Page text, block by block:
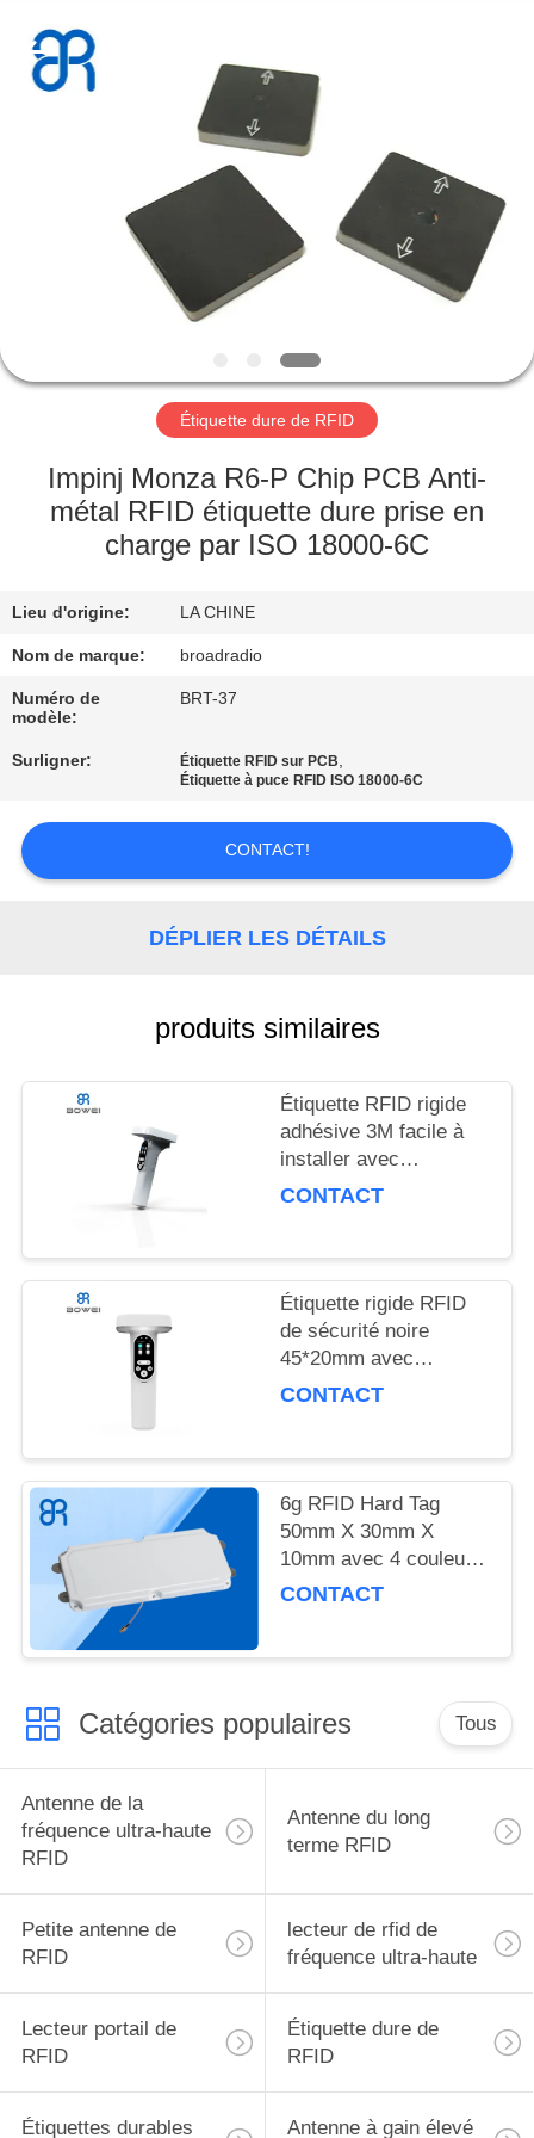
PRODUITS
VR
SHOW
SUJET
VISITE
D'USINE
CONTRÔLE
DE
QUALITÉ
CONTACTEZ-
NOUVELLES
TOUS
DEMANDEZ
UNE
CITATION
DU
SITE
POLITIQUE
CONFIDENTIALITÉ
Shenzhen
Bowei
Technology
Co.,LTD..
Étiquette dure de RFID
Impinj Monza R6-P Chip PCB Anti-
métal RFID étiquette dure prise en
charge par ISO 18000-6C
Lieu d'origine: LA CHINE
Nom de marque: broadradio
Numéro de
modèle:
BRT-37
Surligner: Étiquette RFID sur PCB,
Étiquette à puce RFID ISO 18000-6C
CONTACT!
DÉPLIER LES DÉTAILS
produits similaires
Étiquette RFID rigide
adhésive 3M facile à
installer avec
impression CMJN 4
CONTACT
Étiquette rigide RFID
de sécurité noire
45*20mm avec
garantie de 2 ans et un
CONTACT
6g RFID Hard Tag
50mm X 30mm X
10mm avec 4 couleurs
Impression CMYK pour
CONTACT
Catégories populaires Tous
Antenne de la
fréquence ultra-haute
RFID
Antenne du long
terme RFID
Petite antenne de
RFID
lecteur de rfid de
fréquence ultra-haute
Lecteur portail de
RFID
Étiquette dure de
RFID
Étiquettes durables Antenne à gain élevé